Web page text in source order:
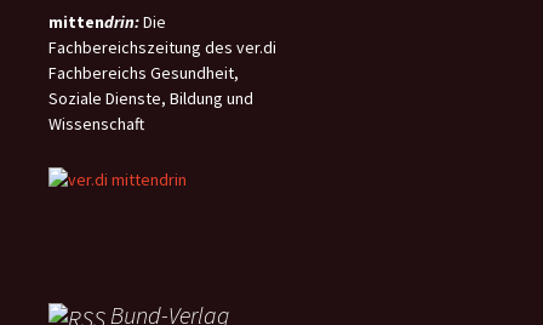
mittendrin:Die
Fachbereichszeitung des ver.di
Fachbereichs Gesundheit,
Soziale Dienste, Bildung und
Wissenschaft
Bund-Verlag